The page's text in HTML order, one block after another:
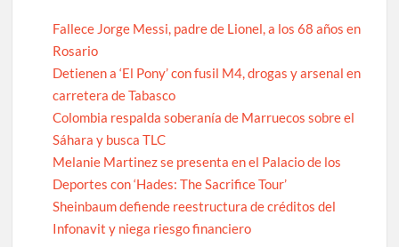
Fallece Jorge Messi, padre de Lionel, a los 68 años en
Rosario
Detienen a ‘El Pony’ con fusil M4, drogas y arsenal en
carretera de Tabasco
Colombia respalda soberanía de Marruecos sobre el
Sáhara y busca TLC
Melanie Martinez se presenta en el Palacio de los
Deportes con ‘Hades: The Sacrifice Tour’
Sheinbaum defiende reestructura de créditos del
Infonavit y niega riesgo financiero